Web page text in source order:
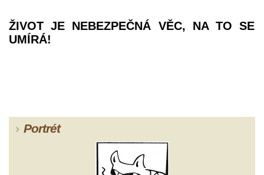
ŽIVOT JE NEBEZPEČNÁ VĚC, NA TO SE
UMÍRÁ!
Portrét